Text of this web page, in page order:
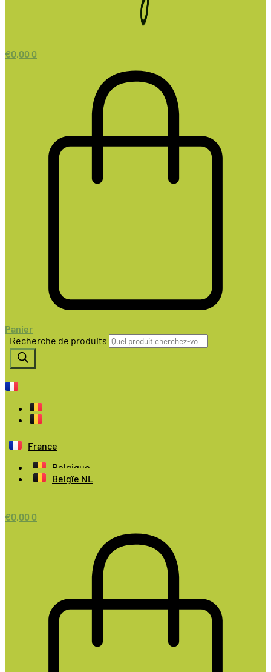
€0,00 0
Panier
Recherche de produits
France
Belgique
Belgïe NL
€0,00 0